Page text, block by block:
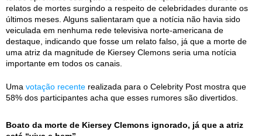
relatos de mortes surgindo a respeito de celebridades durante os
últimos meses. Alguns salientaram que a notícia não havia sido
veiculada em nenhuma rede televisiva norte-americana de
destaque, indicando que fosse um relato falso, já que a morte de
uma atriz da magnitude de Kiersey Clemons seria uma notícia
importante em todos os canais.
Uma votação recente realizada para o Celebrity Post mostra que
58% dos participantes acha que esses rumores são divertidos.
Boato da morte de Kiersey Clemons ignorado, já que a atriz